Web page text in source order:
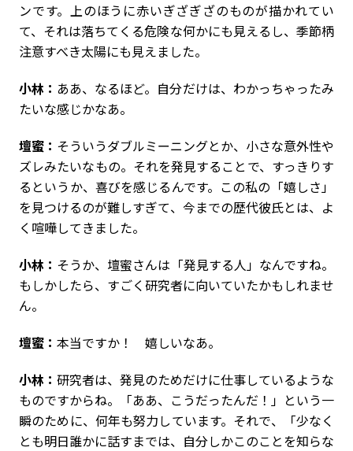
ンです。上のほうに赤いぎざぎざのものが描かれてい
て、それは落ちてくる危険な何かにも見えるし、季節柄
注意すべき太陽にも見えました。
小林： ああ、なるほど。自分だけは、わかっちゃったみ
たいな感じかなあ。
壇蜜： そういうダブルミーニングとか、小さな意外性や
ズレみたいなもの。それを発見することで、すっきりす
るというか、喜びを感じるんです。この私の「嬉しさ」
を見つけるのが難しすぎて、今までの歴代彼氏とは、よ
く喧嘩してきました。
小林： そうか、壇蜜さんは「発見する人」なんですね。
もしかしたら、すごく研究者に向いていたかもしれませ
ん。
壇蜜： 本当ですか！ 嬉しいなあ。
小林： 研究者は、発見のためだけに仕事しているような
ものですからね。「ああ、こうだったんだ！」という一
瞬のために、何年も努力しています。それで、「少なく
とも明日誰かに話すまでは、自分しかこのことを知らな